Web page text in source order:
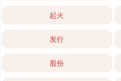
起火
发行
股份